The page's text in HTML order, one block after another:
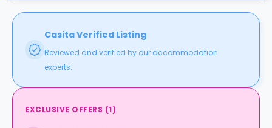
Works
Casita Verified Listing
Reviewed and verified by our accommodation
experts.
EXCLUSIVE OFFERS (1)